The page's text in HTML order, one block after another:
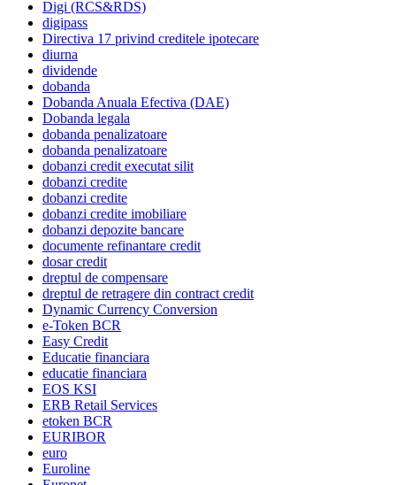
Digi (RCS&RDS)
digipass
Directiva 17 privind creditele ipotecare
diurna
dividende
dobanda
Dobanda Anuala Efectiva (DAE)
Dobanda legala
dobanda penalizatoare
dobanda penalizatoare
dobanzi credit executat silit
dobanzi credite
dobanzi credite
dobanzi credite imobiliare
dobanzi depozite bancare
documente refinantare credit
dosar credit
dreptul de compensare
dreptul de retragere din contract credit
Dynamic Currency Conversion
e-Token BCR
Easy Credit
Educatie financiara
educatie financiara
EOS KSI
ERB Retail Services
etoken BCR
EURIBOR
euro
Euroline